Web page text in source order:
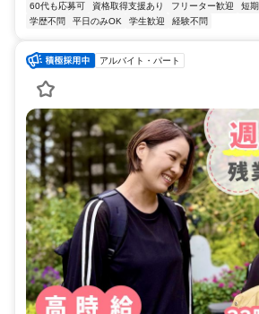
60代も応募可
資格取得支援あり フリーター歓迎 短期
学歴不問
平日のみOK 学生歓迎 経験不問
アルバイト・パート